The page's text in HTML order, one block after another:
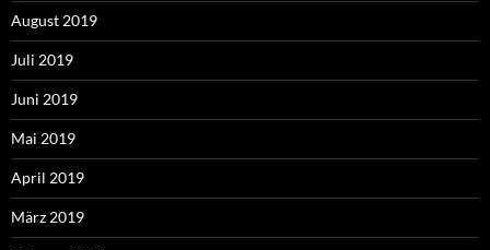
August 2019
Juli 2019
Juni 2019
Mai 2019
April 2019
März 2019